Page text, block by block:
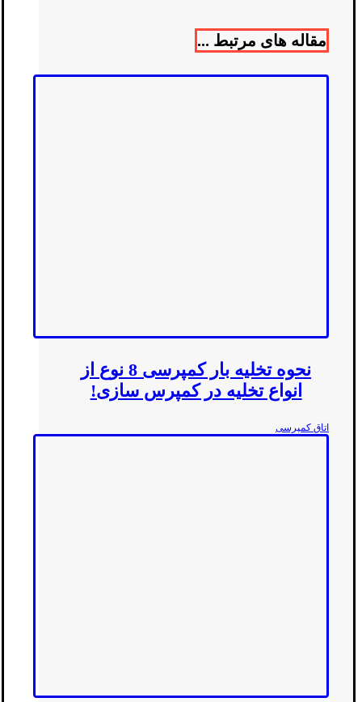
مقاله های مرتبط ...
نحوه تخلیه بار کمپرسی 8 نوع از
انواع تخلیه در کمپرس سازی!
اتاق کمپرسی